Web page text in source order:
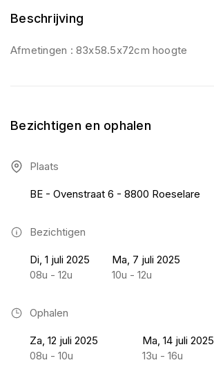
Beschrijving
Afmetingen : 83x58.5x72cm hoogte
Bezichtigen en ophalen
Plaats
BE - Ovenstraat 6 - 8800 Roeselare
Bezichtigen
Di, 1 juli 2025
08u - 12u
Ma, 7 juli 2025
10u - 12u
Ophalen
Za, 12 juli 2025
08u - 10u
Ma, 14 juli 2025
13u - 16u